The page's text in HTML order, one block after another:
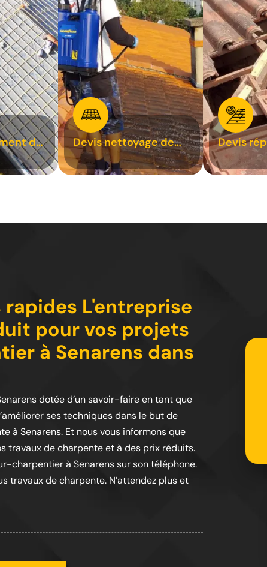
de
Devis nettoyage de
toiture 31
Devis
toiture 31
L'entreprise
pour vos projets
à Senarens dans
dotée d’un savoir-faire en tant que
ses techniques dans le but de
à Senarens. Et nous vous informons que
travaux de charpente et à des prix réduits.
charpentier à Senarens sur son téléphone.
travaux de charpente. N’attendez plus et